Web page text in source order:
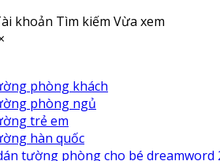
khoản Tìm kiếm Vừa xem
phòng khách
phòng ngủ
trẻ em
hàn quốc
tường phòng cho bé dreamword